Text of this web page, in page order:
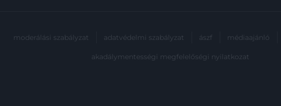
moderálási szabályzat adatvédelmi szabályzat ászf médiaajánló
akadálymentességi megfelelőségi nyilatkozat